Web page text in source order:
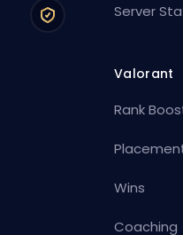
Server
Valorant
Rank
Wins
Coaching